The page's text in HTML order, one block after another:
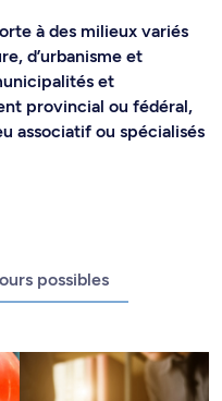
à des milieux variés
d’urbanisme et
et
provincial ou fédéral,
associatif ou spécialisés
possibles